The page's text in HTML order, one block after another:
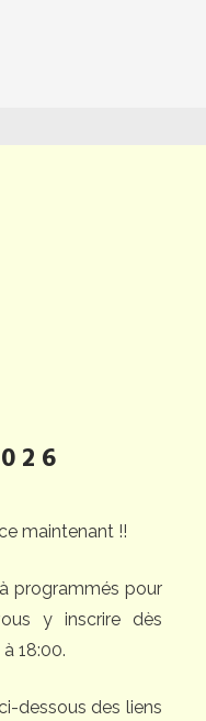
maintenant !!
programmés pour
y inscrire dès
18:00.
dessous des liens